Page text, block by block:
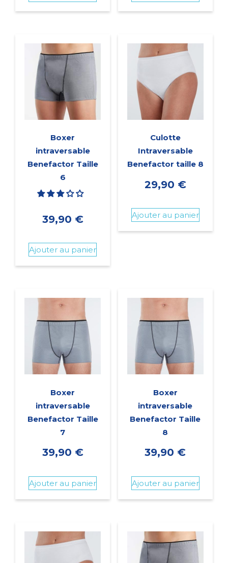
Boxer
intraversable
Benefactor Taille
6
39,90 €
Ajouter au panier
Culotte
Intraversable
Benefactor taille 8
29,90 €
Ajouter au panier
Boxer
intraversable
Benefactor Taille
7
39,90 €
Ajouter au panier
Boxer
intraversable
Benefactor Taille
8
39,90 €
Ajouter au panier